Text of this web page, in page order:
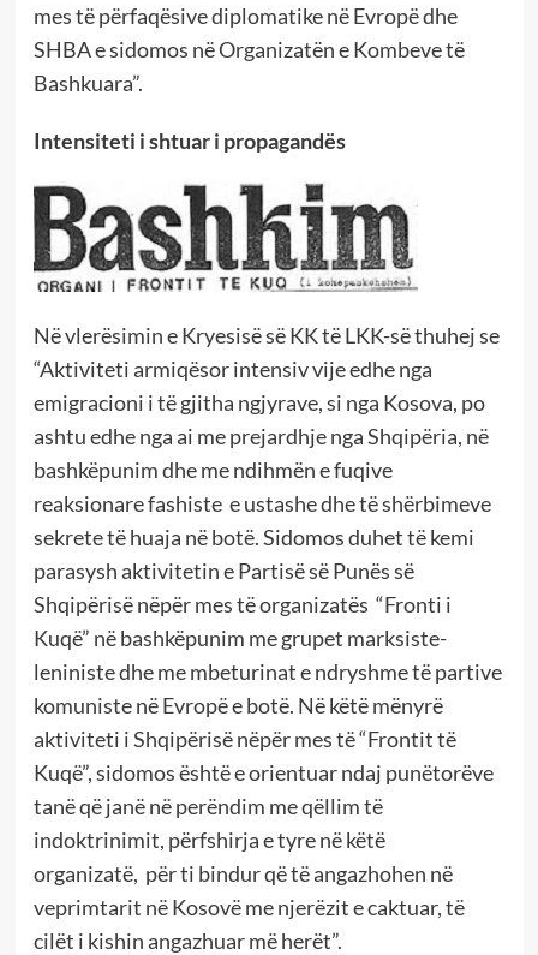
mes të përfaqësive diplomatike në Evropë dhe
SHBA e sidomos në Organizatën e Kombeve të
Bashkuara”.
Intensiteti i shtuar i propagandës
Në vlerësimin e Kryesisë së KK të LKK-së thuhej se
“Aktiviteti armiqësor intensiv vije edhe nga
emigracioni i të gjitha ngjyrave, si nga Kosova, po
ashtu edhe nga ai me prejardhje nga Shqipëria, në
bashkëpunim dhe me ndihmën e fuqive
reaksionare fashiste e ustashe dhe të shërbimeve
sekrete të huaja në botë. Sidomos duhet të kemi
parasysh aktivitetin e Partisë së Punës së
Shqipërisë nëpër mes të organizatës “Fronti i
Kuqë” në bashkëpunim me grupet marksiste-
leniniste dhe me mbeturinat e ndryshme të partive
komuniste në Evropë e botë. Në këtë mënyrë
aktiviteti i Shqipërisë nëpër mes të “Frontit të
Kuqë”, sidomos është e orientuar ndaj punëtorëve
tanë që janë në perëndim me qëllim të
indoktrinimit, përfshirja e tyre në këtë
organizatë, për ti bindur që të angazhohen në
veprimtarit në Kosovë me njerëzit e caktuar, të
cilët i kishin angazhuar më herët”.